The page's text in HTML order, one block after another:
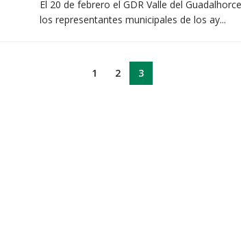
El 20 de febrero el GDR Valle del
los representantes municipales de los ay...
1 2 3